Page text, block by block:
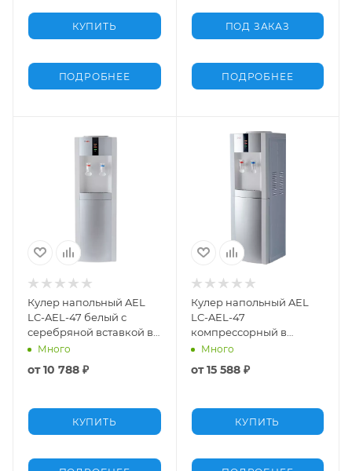
КУПИТЬ
ПОДРОБНЕЕ
ПОД ЗАКАЗ
ПОДРОБНЕЕ
Кулер напольный AEL
LC-AEL-47 белый с
серебряной вставкой в
аренду
Много
от10 788 ₽
КУПИТЬ
Кулер напольный AEL
LC-AEL-47
компрессорный в
аренду
Много
от15 588 ₽
КУПИТЬ